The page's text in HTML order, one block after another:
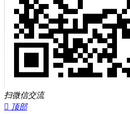
扫微信交流
 顶部